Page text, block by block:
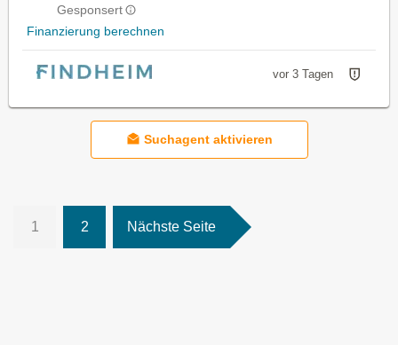
Gesponsert
Finanzierung berechnen
vor 3 Tagen
Suchagent aktivieren
1 2 Nächste Seite